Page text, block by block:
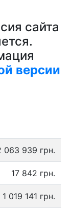
сайта
версии
063 939 грн.
17 842 грн.
1 019 141 грн.